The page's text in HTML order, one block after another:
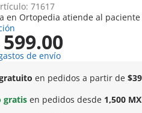
71617
en Ortopedia atiende al
de envío
en pedidos a partir de
gratis en pedidos desde 1,500